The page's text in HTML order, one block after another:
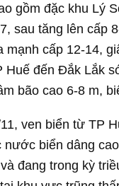
gồm đặc khu Lý
sau tăng lên cấp
mạnh cấp 12-14,
Huế đến Đắk Lắk
bão cao 6-8 m,
ven biển từ TP
nước biển dâng
đang trong kỳ